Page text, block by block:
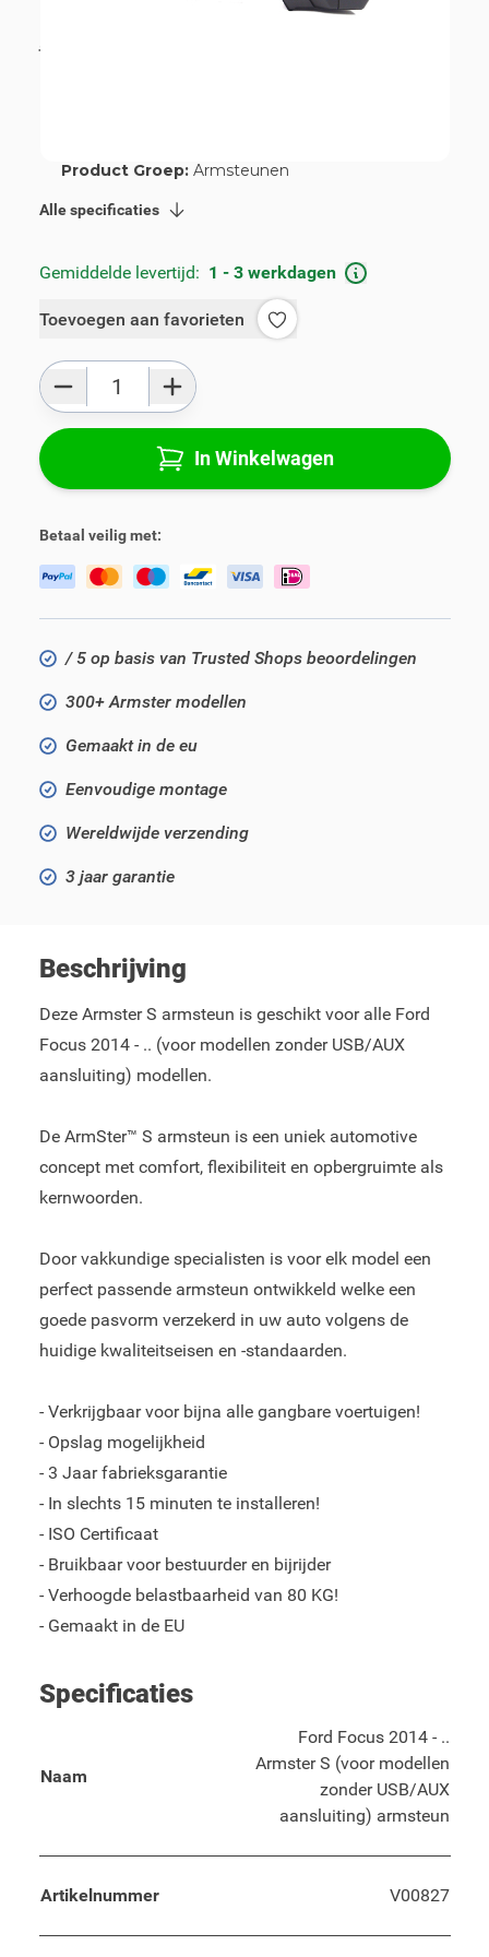
€ 89,00
Product Groep: Armsteunen
Alle specificaties
Gemiddelde levertijd: 1 - 3 werkdagen
Toevoegen aan favorieten
Aantal
In Winkelwagen
Betaal veilig met:
/ 5 op basis van Trusted Shops beoordelingen
300+ Armster modellen
Gemaakt in de eu
Eenvoudige montage
Wereldwijde verzending
3 jaar garantie
Beschrijving
Deze Armster S armsteun is geschikt voor alle Ford
Focus 2014 - .. (voor modellen zonder USB/AUX
aansluiting) modellen.
De ArmSter™ S armsteun is een uniek automotive
concept met comfort, flexibiliteit en opbergruimte als
kernwoorden.
Door vakkundige specialisten is voor elk model een
perfect passende armsteun ontwikkeld welke een
goede pasvorm verzekerd in uw auto volgens de
huidige kwaliteitseisen en -standaarden.
- Verkrijgbaar voor bijna alle gangbare voertuigen!
- Opslag mogelijkheid
- 3 Jaar fabrieksgarantie
- In slechts 15 minuten te installeren!
- ISO Certificaat
- Bruikbaar voor bestuurder en bijrijder
- Verhoogde belastbaarheid van 80 KG!
- Gemaakt in de EU
Specificaties
Naam
Ford Focus 2014 - ..
Armster S (voor modellen
zonder USB/AUX
aansluiting) armsteun
Artikelnummer V00827